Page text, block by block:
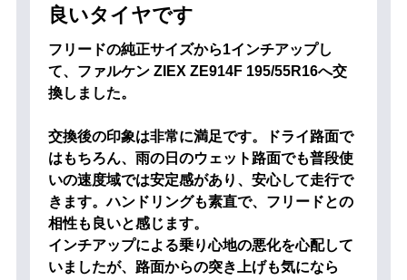
良いタイヤです
フリードの純正サイズから1インチアップし
て、ファルケン ZIEX ZE914F 195/55R16へ交
換しました。
交換後の印象は非常に満足です。ドライ路面で
はもちろん、雨の日のウェット路面でも普段使
いの速度域では安定感があり、安心して走行で
きます。ハンドリングも素直で、フリードとの
相性も良いと感じます。
インチアップによる乗り心地の悪化を心配して
いましたが、路面からの突き上げも気になら